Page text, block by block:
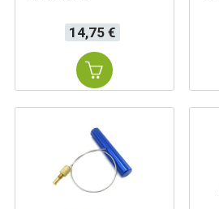
Precio
14,75 €